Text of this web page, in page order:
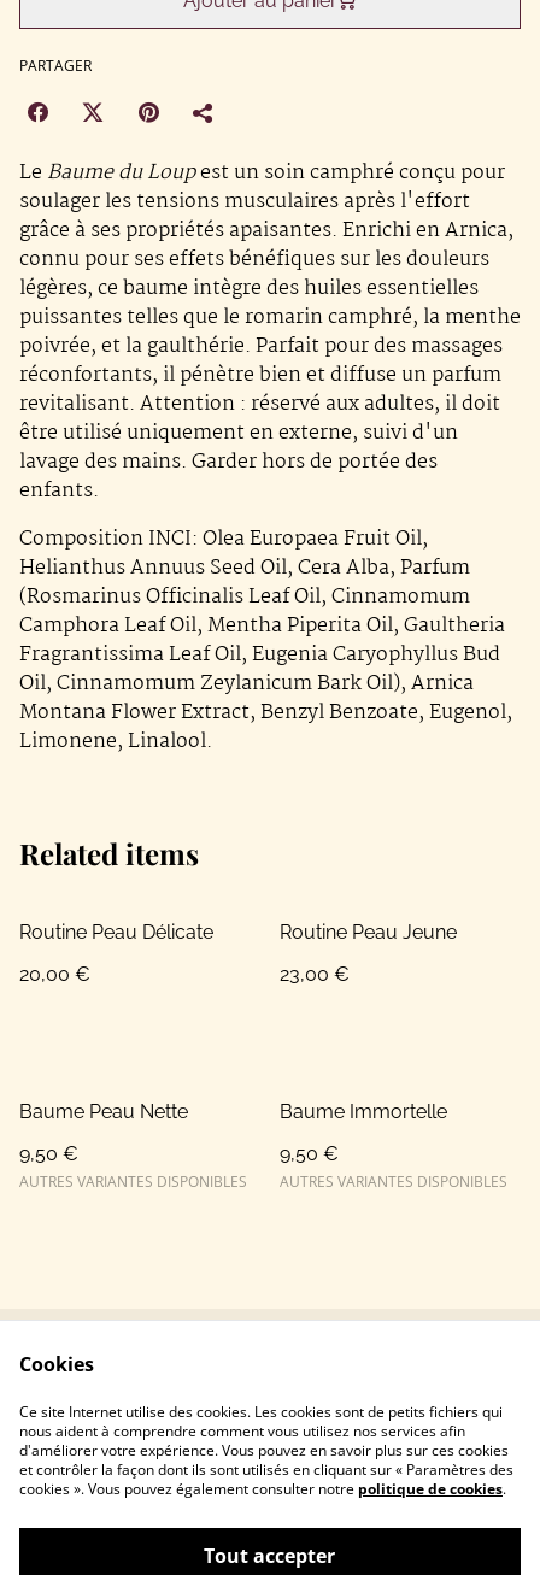
PARTAGER
Le Baume du Loupest un soin camphré conçu pour
soulager les tensions musculaires après l'effort
grâce à ses propriétés apaisantes. Enrichi en Arnica,
connu pour ses effets bénéfiques sur les douleurs
légères, ce baume intègre des huiles essentielles
puissantes telles que le romarin camphré, la menthe
poivrée, et la gaulthérie. Parfait pour des massages
réconfortants, il pénètre bien et diffuse un parfum
revitalisant. Attention : réservé aux adultes, il doit
être utilisé uniquement en externe, suivi d'un
lavage des mains. Garder hors de portée des
enfants.
Composition INCI: Olea Europaea Fruit Oil,
Helianthus Annuus Seed Oil, Cera Alba, Parfum
(Rosmarinus Officinalis Leaf Oil, Cinnamomum
Camphora Leaf Oil, Mentha Piperita Oil, Gaultheria
Fragrantissima Leaf Oil, Eugenia Caryophyllus Bud
Oil, Cinnamomum Zeylanicum Bark Oil), Arnica
Montana Flower Extract, Benzyl Benzoate, Eugenol,
Limonene, Linalool.
Related items
Routine Peau Délicate
20,00 €
Routine Peau Jeune
23,00 €
Baume Peau Nette
9,50 €
AUTRES VARIANTES DISPONIBLES
Baume Immortelle
9,50 €
AUTRES VARIANTES DISPONIBLES
confidentialité
Politique de cookies
Cookies
Ce site Internet utilise des cookies. Les cookies sont de petits fichiers qui
nous aident à comprendre comment vous utilisez nos services afin
d'améliorer votre expérience. Vous pouvez en savoir plus sur ces cookies
et contrôler la façon dont ils sont utilisés en cliquant sur « Paramètres des
cookies ». Vous pouvez également consulter notre politique de cookies.
Tout accepter